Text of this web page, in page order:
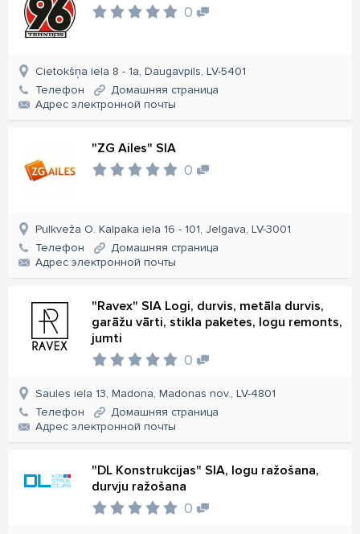
0
Cietokšņa iela 8 - 1a, Daugavpils, LV-5401
Телефон
Домашняя страница
Aдрес электронной почты
"ZG Ailes" SIA
0
Pulkveža O. Kalpaka iela 16 - 101, Jelgava, LV-3001
Телефон
Домашняя страница
Aдрес электронной почты
"Ravex" SIA Logi, durvis, metāla durvis,
garāžu vārti, stikla paketes, logu remonts,
jumti
0
Saules iela 13, Madona, Madonas nov., LV-4801
Телефон
Домашняя страница
Aдрес электронной почты
"DL Konstrukcijas" SIA, logu ražošana,
durvju ražošana
0